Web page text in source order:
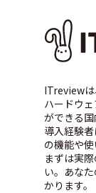
ITreviewは
ハードウ
ができる国
導入経験
の機能や
まずは実
い。あな
かります。